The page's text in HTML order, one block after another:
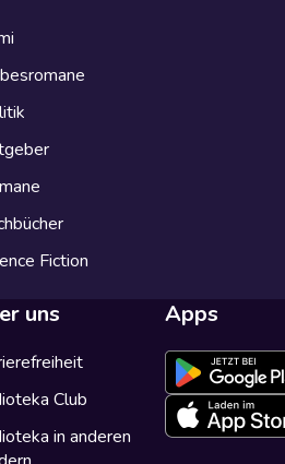
Fiction
uns
Club
in anderen
Apps